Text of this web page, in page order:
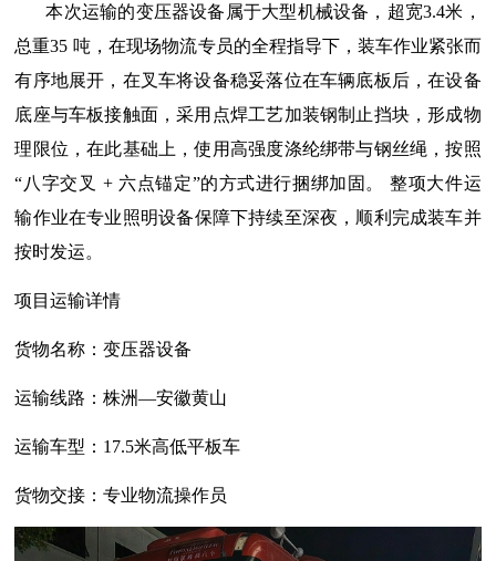
本次运输的变压器设备属于大型机械设备，超宽3.4米，
总重35 吨，在现场物流专员的全程指导下，装车作业紧张而
有序地展开，在叉车将设备稳妥落位在车辆底板后，在设备
底座与车板接触面，采用点焊工艺加装钢制止挡块，形成物
理限位，在此基础上，使用高强度涤纶绑带与钢丝绳，按照
“八字交叉 + 六点锚定”的方式进行捆绑加固。 整项大件运
输作业在专业照明设备保障下持续至深夜，顺利完成装车并
按时发运。
项目运输详情
货物名称：变压器设备
运输线路：株洲—安徽黄山
运输车型： 17.5米高低平板车
货物交接：专业物流操作员